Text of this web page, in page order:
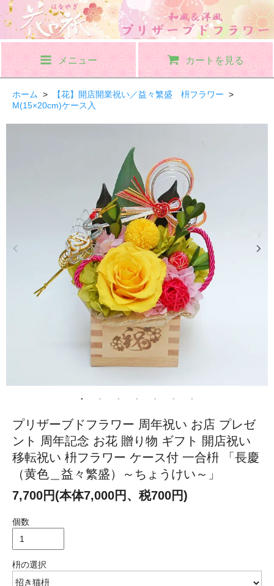
メニュー カートを見る
ホーム > 【花】開店開業祝い／益々繁盛 枡フラワー >
M(15×20cm)ケース入
プリザーブドフラワー 周年祝い お店 プレゼ
ント 周年記念 お花 贈り物 ギフト 開店祝い
移転祝い 枡フラワー ケース付 一合枡 「長慶
（黄色＿益々繁盛）～ちょうけい～」
7,700円(本体7,000円、税700円)
個数
枡の選択